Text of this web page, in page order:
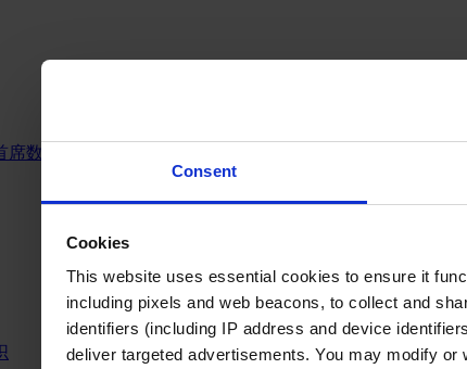
Consent
Cookies
This website uses essential cookies to ensure it
including pixels and web beacons, to collect and
identifiers (including IP address and device
deliver targeted advertisements. You may modify
数据官和首席数据解析官